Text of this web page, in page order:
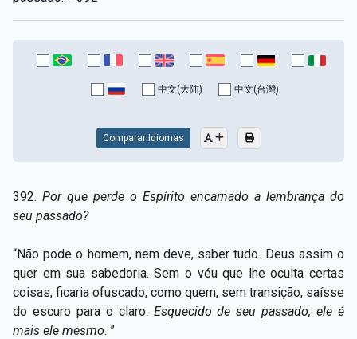
中文(大陆) 中文(台灣)
Comparar Idiomas
392. Por que perde o Espírito encarnado a lembrança do
seu passado?
“Não pode o homem, nem deve, saber tudo. Deus assim o
quer em sua sabedoria. Sem o véu que lhe oculta certas
coisas, ficaria ofuscado, como quem, sem transição, saísse
do escuro para o claro. Esquecido de seu passado, ele é
mais ele mesmo. ”